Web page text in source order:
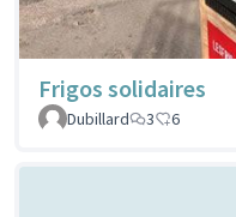
Frigos solidaires
Dubillard
3 6